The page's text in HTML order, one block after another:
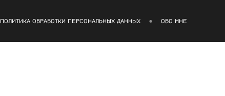
ПОЛИТИКА ОБРАБОТКИ ПЕРСОНАЛЬНЫХ ДАННЫХ ОБО МНЕ